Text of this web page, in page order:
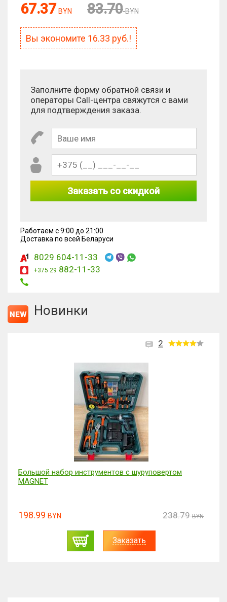
Антиспам:
67.37 BYN 83.70 BYN
Вы экономите 16.33 руб.!
Заполните форму обратной связи и
операторы Call-центра свяжутся с вами
для подтверждения заказа.
Заказать со скидкой
Работаем с 9:00 до 21:00
Доставка по всей Беларуси
8029 604-11-33
+375 29 882-11-33
Новинки
2
Большой набор инструментов с шуруповертом
MAGNET
198.99 BYN 238.79 BYN
Заказать